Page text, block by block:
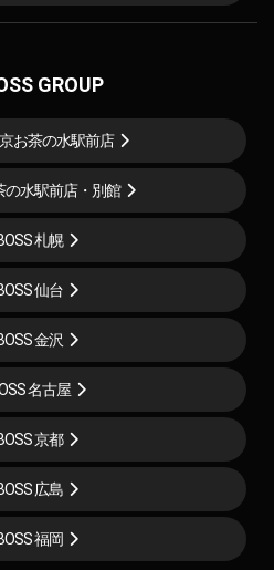
GROUP
京お茶の水駅前店
の水駅前店・別館
札幌
仙台
金沢
名古屋
京都
広島
福岡